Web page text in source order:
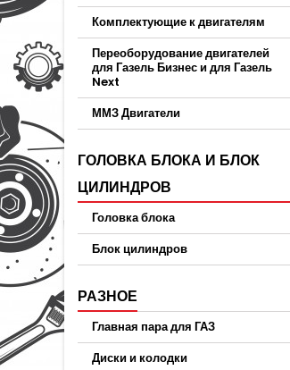
Комплектующие к двигателям
Переоборудование двигателей
для Газель Бизнес и для Газель
Next
ММЗ Двигатели
ГОЛОВКА БЛОКА И БЛОК
ЦИЛИНДРОВ
Головка блока
Блок цилиндров
РАЗНОЕ
Главная пара для ГАЗ
Диски и колодки